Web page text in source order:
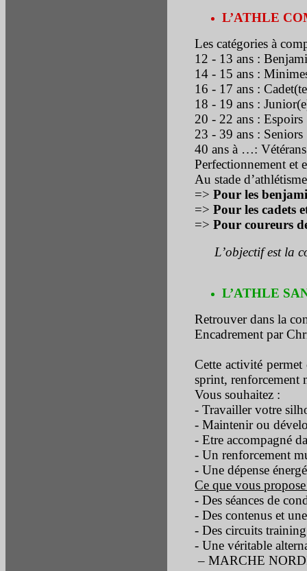
L’ATHLE
Les catégories à
12 - 13 ans :
14 - 15 ans :
16 - 17 ans :
18 - 19 ans :
20 - 22 ans : Espoirs
23 - 39 ans : Seniors
40 ans à …: Vétérans
Perfectionnement et
Au stade
=> Pour les
=> Pour les cadets
=> Pour coureurs
L’objectif est la
L’ATHLE
Retrouver dans la
Encadrement par
Cette activité
sprint, renforcement
Vous souhaitez :
- Travailler votre
- Maintenir ou
- Etre accompagné
- Un renforcement
- Une dépense
Ce que vous
- Des séances de
- Des contenus et
- Des circuits
- Une véritable
– MARCHE